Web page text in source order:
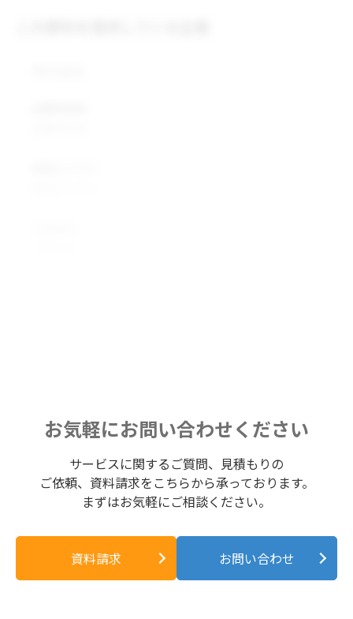
お気軽にお問い合わせください
サービスに関するご質問、見積もりの
ご依頼、資料請求をこちらから承っております。
まずはお気軽にご相談ください。
資料請求 お問い合わせ